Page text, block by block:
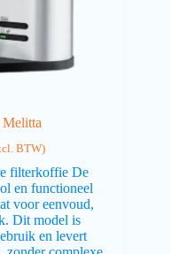
BTW)
filterkoffie De
en functioneel
voor eenvoud,
Dit model is
en levert